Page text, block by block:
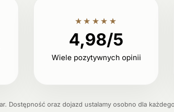
★★★★★
4,98/5
Wiele pozytywnych opinii
Dostępność oraz dojazd ustalamy osobno dla